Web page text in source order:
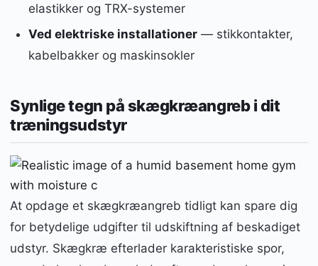
elastikker og TRX-systemer
Ved elektriske installationer— stikkontakter,
kabelbakker og maskinsokler
Synlige tegn på skægkræangreb i dit
træningsudstyr
At opdage et skægkræangreb tidligt kan spare dig
for betydelige udgifter til udskiftning af beskadiget
udstyr. Skægkræ efterlader karakteristiske spor,